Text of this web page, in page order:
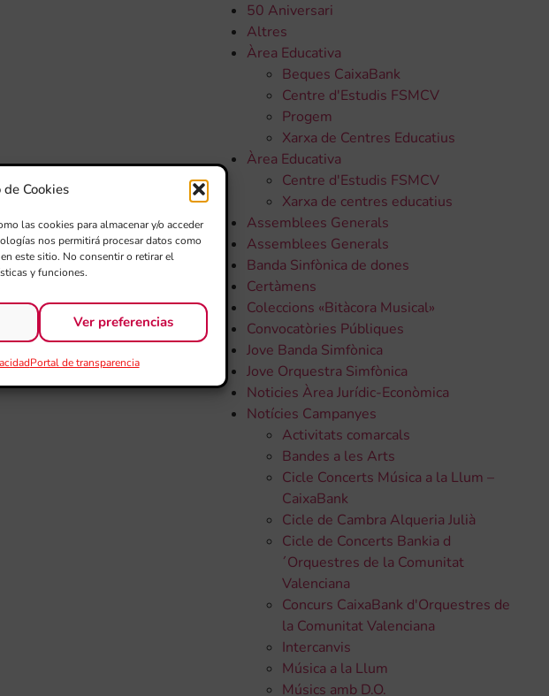
Cookies
las cookies para almacenar y/o acceder
nos permitirá procesar datos como
este sitio. No consentir o retirar el
y funciones.
Ver preferencias
Portal de transparencia
50 Aniversari
Altres
Àrea Educativa
Beques CaixaBank
Centre d'Estudis FSMCV
Progem
Xarxa de Centres Educatius
Àrea Educativa
Centre d'Estudis FSMCV
Xarxa de centres educatius
Assemblees Generals
Assemblees Generals
Banda Sinfònica de dones
Certàmens
Coleccions «Bitàcora Musical»
Convocatòries Públiques
Jove Banda Simfònica
Jove Orquestra Simfònica
Noticies Àrea Jurídic-Econòmica
Notícies Campanyes
Activitats comarcals
Bandes a les Arts
Cicle Concerts Música a la Llum –
CaixaBank
Cicle de Cambra Alqueria Julià
Cicle de Concerts Bankia d
´Orquestres de la Comunitat
Valenciana
Concurs CaixaBank d'Orquestres de
la Comunitat Valenciana
Intercanvis
Música a la Llum
Músics amb D.O.